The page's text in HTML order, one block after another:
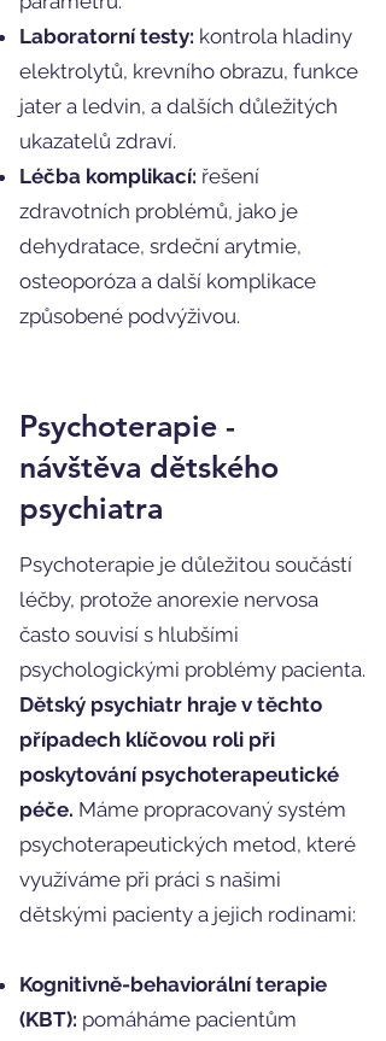
Laboratorní testy: kontrola hladiny
elektrolytů, krevního obrazu, funkce
jater a ledvin, a dalších důležitých
ukazatelů zdraví.
Léčba komplikací: řešení
zdravotních problémů, jako je
dehydratace, srdeční arytmie,
osteoporóza a další komplikace
způsobené podvýživou.
Psychoterapie -
návštěva dětského
psychiatra
Psychoterapie je důležitou součástí
léčby, protože anorexie nervosa
často souvisí s hlubšími
psychologickými problémy pacienta.
Dětský psychiatr hraje v těchto
případech klíčovou roli při
poskytování psychoterapeutické
péče. Máme propracovaný systém
psychoterapeutických metod, které
využíváme při práci s našimi
dětskými pacienty a jejich rodinami:
Kognitivně-behaviorální terapie
(KBT): pomáháme pacientům